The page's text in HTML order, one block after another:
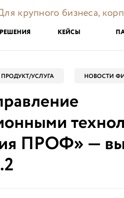
крупного бизнеса,
РЕШЕНИЯ КЕЙСЫ
ПРОДУКТ/УСЛУГА НОВОСТИ
ПРОФ» —